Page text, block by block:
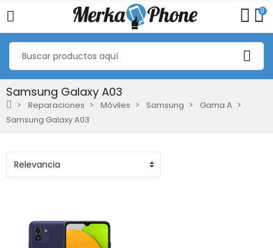
0
Samsung Galaxy A03
Reparaciones Móviles Samsung
Gama A
Samsung Galaxy A03